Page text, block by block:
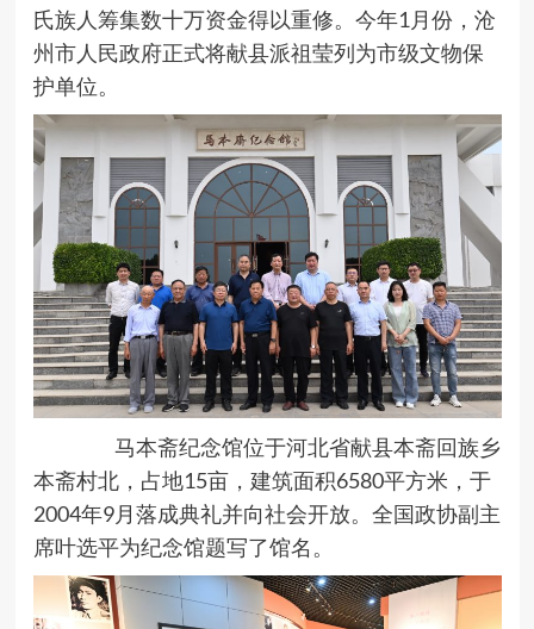
氏族人筹集数十万资金得以重修。今年1月份，沧
州市人民政府正式将献县派祖莹列为市级文物保
护单位。
马本斋纪念馆位于河北省献县本斋回族乡
本斋村北，占地15亩，建筑面积6580平方米，于
2004年9月落成典礼并向社会开放。全国政协副主
席叶选平为纪念馆题写了馆名。